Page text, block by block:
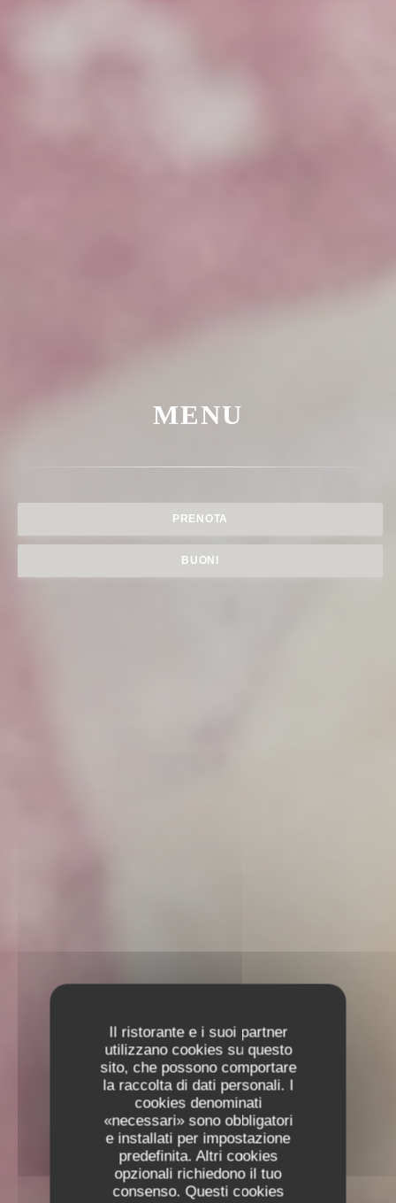
Il ristorante e i suoi partner
utilizzano cookies su questo
sito, che possono comportare
la raccolta di dati personali. I
cookies denominati
«necessari» sono obbligatori
e installati per impostazione
predefinita. Altri cookies
opzionali richiedono il tuo
consenso. Questi cookies
MENU
PRENOTA
BUONI